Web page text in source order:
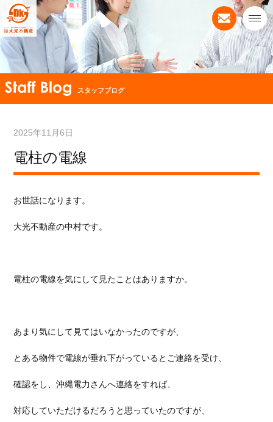
スタッフブログ
2025年11月6日
電柱の電線
お世話になります。
大光不動産の中村です。
電柱の電線を気にして見たことはありますか。
あまり気にして見てはいなかったのですが、
とある物件で電線が垂れ下がっているとご連絡を受け、
確認をし、沖縄電力さんへ連絡をすれば、
対応していただけるだろうと思っていたのですが、